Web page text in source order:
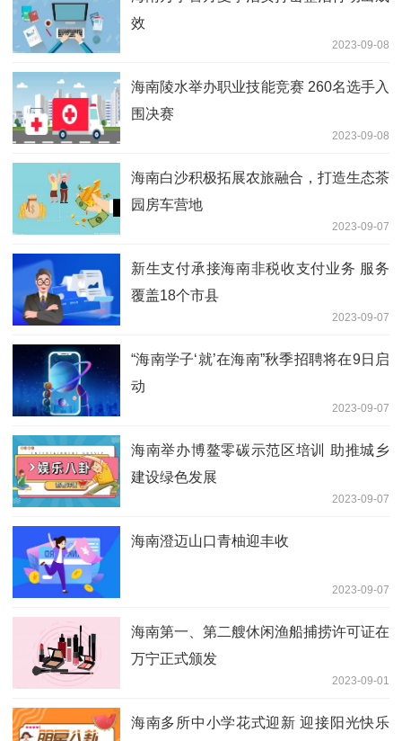
效
2023-09-08
海南陵水举办职业技能竞赛 260名选手入
围决赛
2023-09-08
海南白沙积极拓展农旅融合，打造生态茶
园房车营地
2023-09-07
新生支付承接海南非税收支付业务 服务
覆盖18个市县
2023-09-07
“海南学子‘就’在海南”秋季招聘将在9日启
动
2023-09-07
海南举办博鳌零碳示范区培训 助推城乡
建设绿色发展
2023-09-07
海南澄迈山口青柚迎丰收
2023-09-07
海南第一、第二艘休闲渔船捕捞许可证在
万宁正式颁发
2023-09-01
海南多所中小学花式迎新 迎接阳光快乐